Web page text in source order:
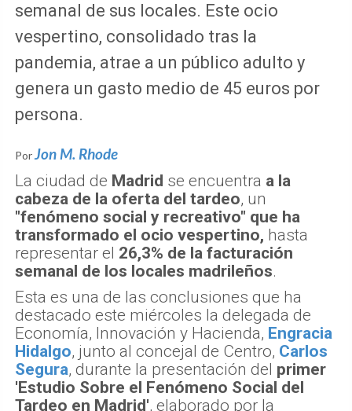
semanal de sus locales. Este ocio
vespertino, consolidado tras la
pandemia, atrae a un público adulto y
genera un gasto medio de 45 euros por
persona.
PorJon M. Rhode
La ciudad de Madrid se encuentra a la
cabeza de la oferta del tardeo, un
"fenómeno social y recreativo" que ha
transformado el ocio vespertino, hasta
representar el 26,3% de la facturación
semanal de los locales madrileños.
Esta es una de las conclusiones que ha
destacado este miércoles la delegada de
Economía, Innovación y Hacienda, Engracia
Hidalgo, junto al concejal de Centro, Carlos
Segura, durante la presentación del primer
'Estudio Sobre el Fenómeno Social del
Tardeo en Madrid', elaborado por la